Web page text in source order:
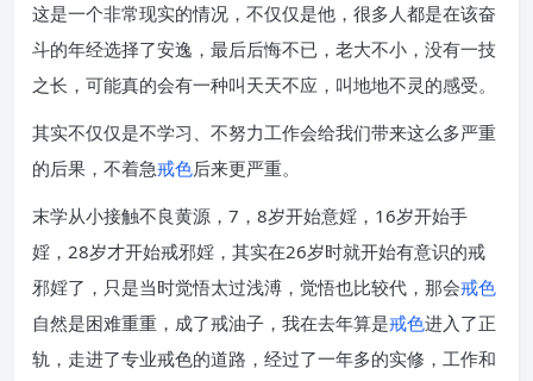
这是一个非常现实的情况，不仅仅是他，很多人都是在该奋
斗的年经选择了安逸，最后后悔不已，老大不小，没有一技
之长，可能真的会有一种叫天天不应，叫地地不灵的感受。
其实不仅仅是不学习、不努力工作会给我们带来这么多严重
的后果，不着急戒色后来更严重。
末学从小接触不良黄源，7，8岁开始意婬，16岁开始手
婬，28岁才开始戒邪婬，其实在26岁时就开始有意识的戒
邪婬了，只是当时觉悟太过浅溥，觉悟也比较代，那会戒色
自然是困难重重，成了戒油子，我在去年算是戒色进入了正
轨，走进了专业戒色的道路，经过了一年多的实修，工作和